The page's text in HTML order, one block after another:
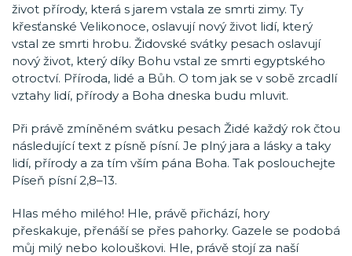
život přírody, která s jarem vstala ze smrti zimy. Ty
křesťanské Velikonoce, oslavují nový život lidí, který
vstal ze smrti hrobu. Židovské svátky pesach oslavují
nový život, který díky Bohu vstal ze smrti egyptského
otroctví. Příroda, lidé a Bůh. O tom jak se v sobě zrcadlí
vztahy lidí, přírody a Boha dneska budu mluvit.
Při právě zmíněném svátku pesach Židé každý rok čtou
následující text z písně písní. Je plný jara a lásky a taky
lidí, přírody a za tím vším pána Boha. Tak poslouchejte
Píseň písní 2,8–13.
Hlas mého milého! Hle, právě přichází, hory
přeskakuje, přenáší se přes pahorky. Gazele se podobá
můj milý nebo kolouškovi. Hle, právě stojí za naší